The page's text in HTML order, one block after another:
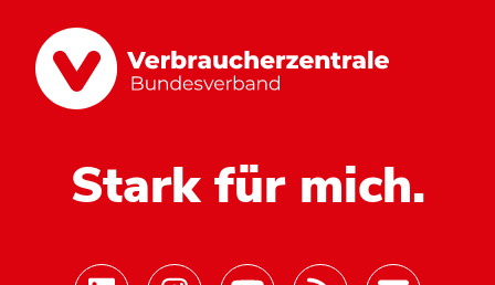
Stark für mich.